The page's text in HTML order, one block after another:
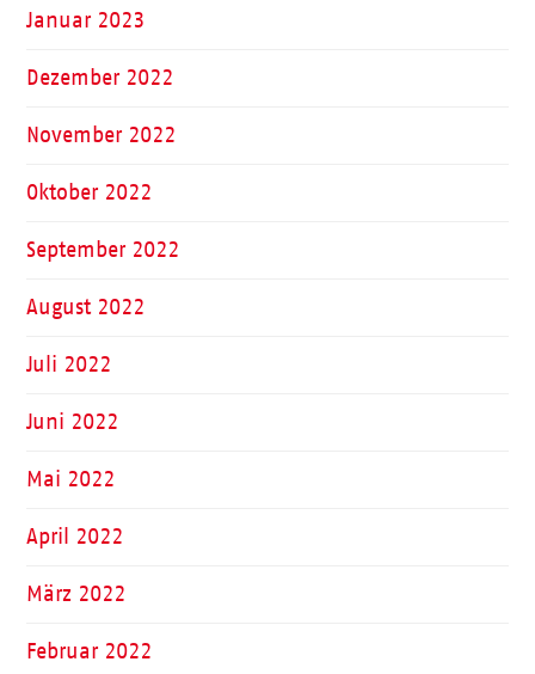
Januar 2023
Dezember 2022
November 2022
Oktober 2022
September 2022
August 2022
Juli 2022
Juni 2022
Mai 2022
April 2022
März 2022
Februar 2022